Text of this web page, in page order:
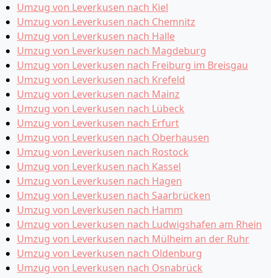
Umzug von Leverkusen nach Kiel
Umzug von Leverkusen nach Chemnitz
Umzug von Leverkusen nach Halle
Umzug von Leverkusen nach Magdeburg
Umzug von Leverkusen nach Freiburg im Breisgau
Umzug von Leverkusen nach Krefeld
Umzug von Leverkusen nach Mainz
Umzug von Leverkusen nach Lübeck
Umzug von Leverkusen nach Erfurt
Umzug von Leverkusen nach Oberhausen
Umzug von Leverkusen nach Rostock
Umzug von Leverkusen nach Kassel
Umzug von Leverkusen nach Hagen
Umzug von Leverkusen nach Saarbrücken
Umzug von Leverkusen nach Hamm
Umzug von Leverkusen nach Ludwigshafen am Rhein
Umzug von Leverkusen nach Mülheim an der Ruhr
Umzug von Leverkusen nach Oldenburg
Umzug von Leverkusen nach Osnabrück